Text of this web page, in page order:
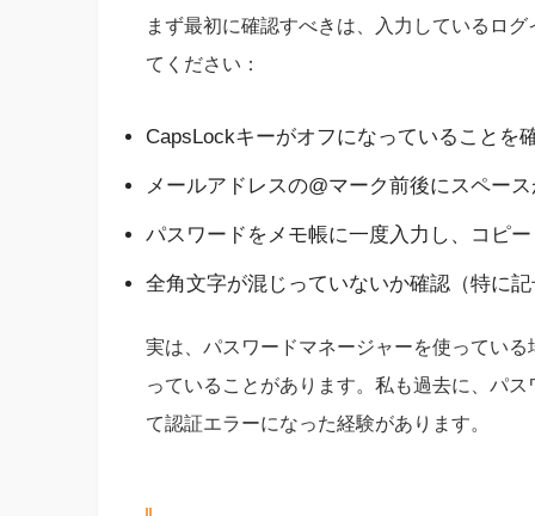
まず最初に確認すべきは、入力しているロ
てください：
CapsLockキーがオフになっていることを
メールアドレスの@マーク前後にスペー
パスワードをメモ帳に一度入力し、コピ
全角文字が混じっていないか確認（特に
実は、パスワードマネージャーを使ってい
っていることがあります。私も過去に、パ
て認証エラーになった経験があります。